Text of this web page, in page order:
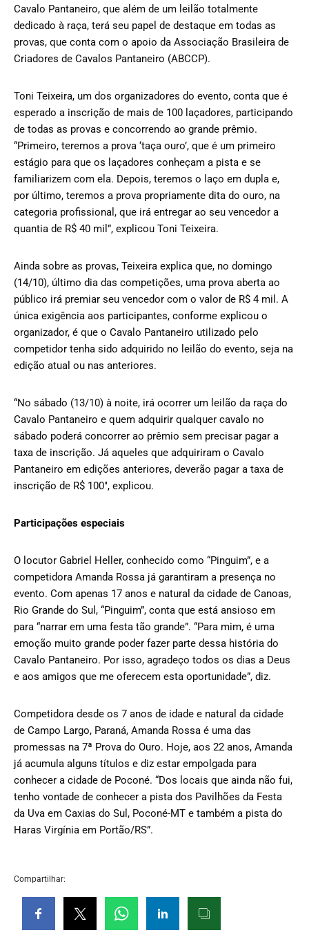
Cavalo Pantaneiro, que além de um leilão totalmente
dedicado à raça, terá seu papel de destaque em todas as
provas, que conta com o apoio da Associação Brasileira de
Criadores de Cavalos Pantaneiro (ABCCP).
Toni Teixeira, um dos organizadores do evento, conta que é
esperado a inscrição de mais de 100 laçadores, participando
de todas as provas e concorrendo ao grande prêmio.
“Primeiro, teremos a prova ‘taça ouro’, que é um primeiro
estágio para que os laçadores conheçam a pista e se
familiarizem com ela. Depois, teremos o laço em dupla e,
por último, teremos a prova propriamente dita do ouro, na
categoria profissional, que irá entregar ao seu vencedor a
quantia de R$ 40 mil”, explicou Toni Teixeira.
Ainda sobre as provas, Teixeira explica que, no domingo
(14/10), último dia das competições, uma prova aberta ao
público irá premiar seu vencedor com o valor de R$ 4 mil. A
única exigência aos participantes, conforme explicou o
organizador, é que o Cavalo Pantaneiro utilizado pelo
competidor tenha sido adquirido no leilão do evento, seja na
edição atual ou nas anteriores.
“No sábado (13/10) à noite, irá ocorrer um leilão da raça do
Cavalo Pantaneiro e quem adquirir qualquer cavalo no
sábado poderá concorrer ao prêmio sem precisar pagar a
taxa de inscrição. Já aqueles que adquiriram o Cavalo
Pantaneiro em edições anteriores, deverão pagar a taxa de
inscrição de R$ 100″, explicou.
Participações especiais
O locutor Gabriel Heller, conhecido como “Pinguim”, e a
competidora Amanda Rossa já garantiram a presença no
evento. Com apenas 17 anos e natural da cidade de Canoas,
Rio Grande do Sul, “Pinguim”, conta que está ansioso em
para “narrar em uma festa tão grande”. “Para mim, é uma
emoção muito grande poder fazer parte dessa história do
Cavalo Pantaneiro. Por isso, agradeço todos os dias a Deus
e aos amigos que me oferecem esta oportunidade”, diz.
Competidora desde os 7 anos de idade e natural da cidade
de Campo Largo, Paraná, Amanda Rossa é uma das
promessas na 7ª Prova do Ouro. Hoje, aos 22 anos, Amanda
já acumula alguns títulos e diz estar empolgada para
conhecer a cidade de Poconé. “Dos locais que ainda não fui,
tenho vontade de conhecer a pista dos Pavilhões da Festa
da Uva em Caxias do Sul, Poconé-MT e também a pista do
Haras Virgínia em Portão/RS”.
Compartilhar: